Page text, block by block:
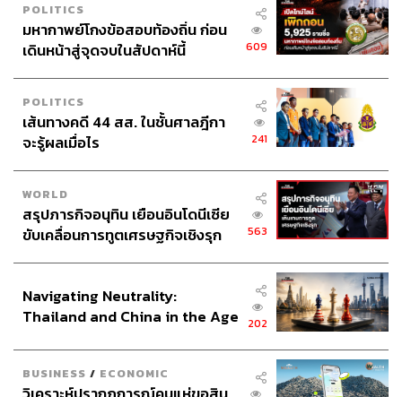
POLITICS
มหากาพย์โกงข้อสอบท้องถิ่น ก่อน
เดินหน้าสู่จุดจบในสัปดาห์นี้
609
POLITICS
เส้นทางคดี 44 สส. ในชั้นศาลฎีกา
จะรู้ผลเมื่อไร
241
WORLD
สรุปภารกิจอนุทิน เยือนอินโดนีเซีย
ขับเคลื่อนการทูตเศรษฐกิจเชิงรุก
563
Navigating Neutrality:
Thailand and China in the Age
202
BUSINESS / ECONOMIC